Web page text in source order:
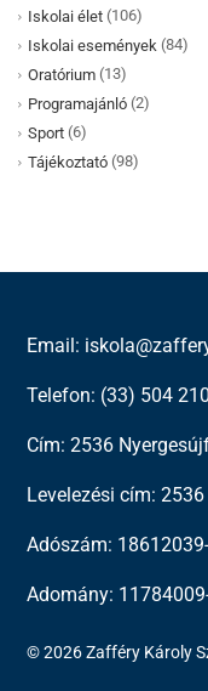
Iskolai élet (106)
Iskolai események (84)
Oratórium (13)
Programajánló (2)
Sport (6)
Tájékoztató (98)
Email:
Telefon: (33) 504 210
Cím: 2536
Levelezési cím:
Adószám:
Adomány:
© 2026 Zafféry Károly